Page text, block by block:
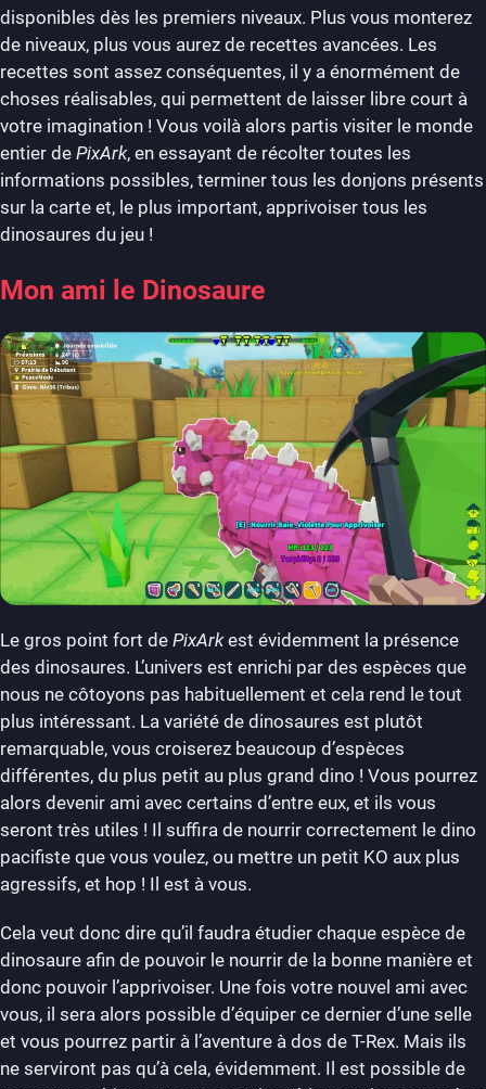
disponibles dès les premiers niveaux. Plus vous monterez
de niveaux, plus vous aurez de recettes avancées. Les
recettes sont assez conséquentes, il y a énormément de
choses réalisables, qui permettent de laisser libre court à
votre imagination ! Vous voilà alors partis visiter le monde
entier de PixArk, en essayant de récolter toutes les
informations possibles, terminer tous les donjons présents
sur la carte et, le plus important, apprivoiser tous les
dinosaures du jeu !
Mon ami le Dinosaure
Le gros point fort de PixArkest évidemment la présence
des dinosaures. L’univers est enrichi par des espèces que
nous ne côtoyons pas habituellement et cela rend le tout
plus intéressant. La variété de dinosaures est plutôt
remarquable, vous croiserez beaucoup d’espèces
différentes, du plus petit au plus grand dino ! Vous pourrez
alors devenir ami avec certains d’entre eux, et ils vous
seront très utiles ! Il suffira de nourrir correctement le dino
pacifiste que vous voulez, ou mettre un petit KO aux plus
agressifs, et hop ! Il est à vous.
Cela veut donc dire qu’il faudra étudier chaque espèce de
dinosaure afin de pouvoir le nourrir de la bonne manière et
donc pouvoir l’apprivoiser. Une fois votre nouvel ami avec
vous, il sera alors possible d’équiper ce dernier d’une selle
et vous pourrez partir à l’aventure à dos de T-Rex. Mais ils
ne serviront pas qu’à cela, évidemment. Il est possible de